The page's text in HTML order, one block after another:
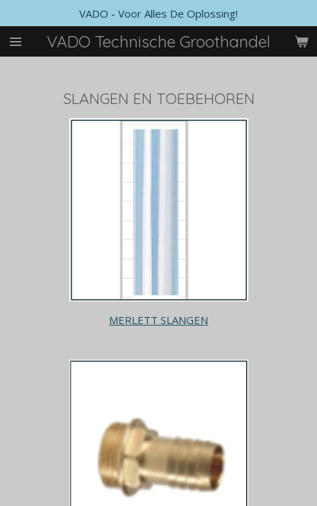
direct
naar
de
VADO Technische Groothandel
VADO - Voor Alles De Oplossing!
SLANGEN EN TOEBEHOREN
MERLETT SLANGEN